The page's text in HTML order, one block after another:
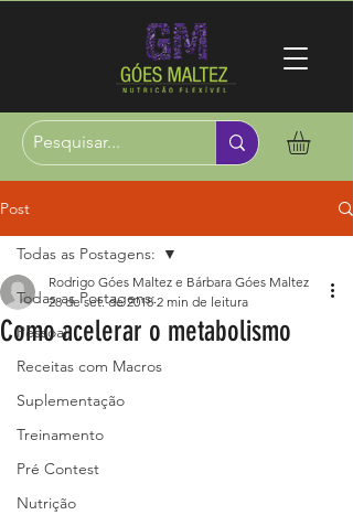
Post
Todas as Postagens:
Pessoal
Receitas com Macros
Suplementação
Treinamento
Pré Contest
Nutrição
Todas as Postagens:
Como acelerar o metabolismo
Rodrigo Góes Maltez e Bárbara Góes Maltez
28 de set. de 2018 2 min de leitura